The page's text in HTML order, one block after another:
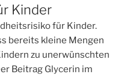
Kinder
für Kinder.
bereits kleine Mengen
zu unerwünschten
Beitrag Glycerin im